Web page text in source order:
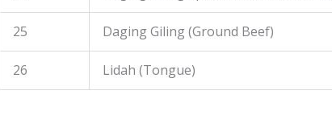
25 Daging Giling (Ground Beef)
26 Lidah (Tongue)